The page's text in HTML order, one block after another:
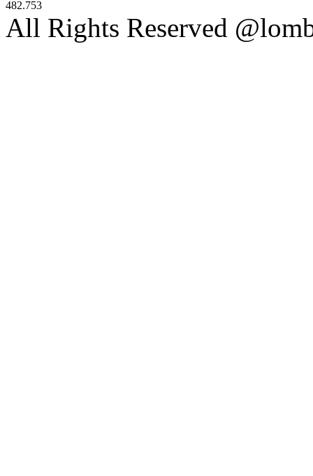
482.753
All Rights Reserved